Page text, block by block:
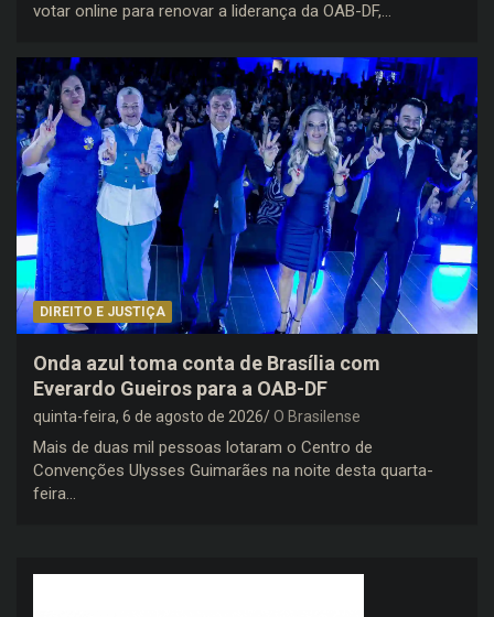
votar online para renovar a liderança da OAB-DF,…
DIREITO E JUSTIÇA
Onda azul toma conta de Brasília com
Everardo Gueiros para a OAB-DF
quinta-feira, 6 de agosto de 2026 O Brasilense
Mais de duas mil pessoas lotaram o Centro de
Convenções Ulysses Guimarães na noite desta quarta-
feira…